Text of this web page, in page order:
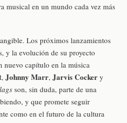
musical en un mundo cada vez más
Los próximos lanzamientos
y la evolución de su proyecto
capítulo en la música
, Johnny Marr, Jarvis Cocker y
son, sin duda, parte de una
y que promete seguir
como en el futuro de la cultura